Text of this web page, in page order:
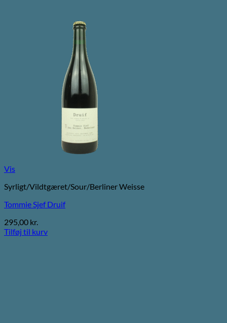
Vis
Syrligt/Vildtgæret/Sour/Berliner Weisse
Tommie Sjef Druif
295,00 kr.
Tilføj til kurv